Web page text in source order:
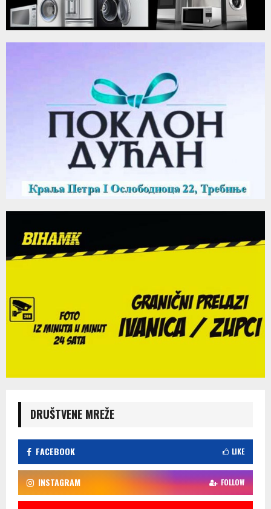
DRUŠTVENE MREŽE
FACEBOOK LIKE
INSTAGRAM FOLLOW